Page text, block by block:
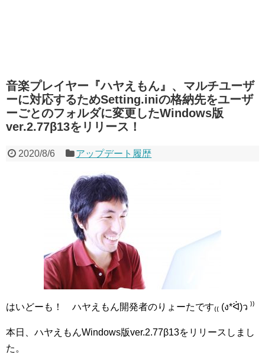
音楽プレイヤー『ハヤえもん』、マルチユーザ
ーに対応するためSetting.iniの格納先をユーザ
ーごとのフォルダに変更したWindows版
ver.2.77β13をリリース！
2020/8/6 アップデート履歴
はいどーも！ ハヤえもん開発者のりょーたです₍₍ (ง*ᐛ)ว ⁾⁾
本日、ハヤえもんWindows版ver.2.77β13をリリースしまし
た。